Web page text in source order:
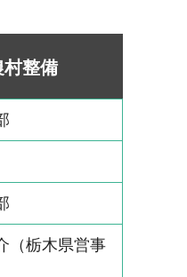
村整備
（栃木県営事